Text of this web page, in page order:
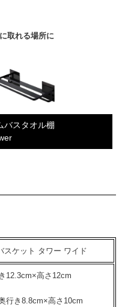
取れる場所に
バスタオル棚
スケット タワー ワイド
12.3cm×高さ12cm
行き8.8cm×高さ10cm